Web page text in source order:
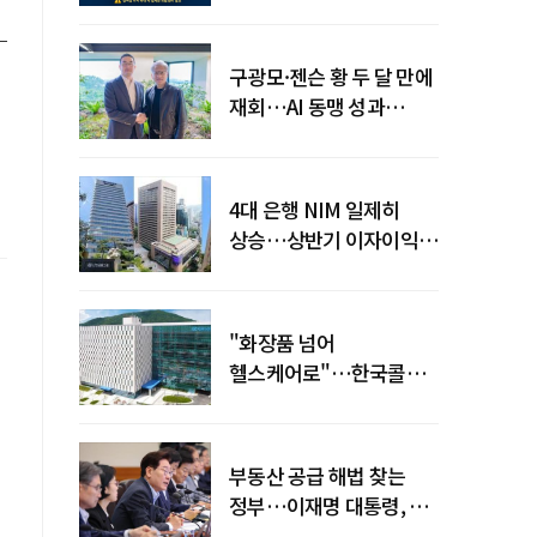
구광모·젠슨 황 두 달 만에
재회…AI 동맹 성과
4대 은행 NIM 일제히
상승…상반기 이자이익
"화장품 넘어
헬스케어로"…한국콜마,
부동산 공급 해법 찾는
정부…이재명 대통령, 2차